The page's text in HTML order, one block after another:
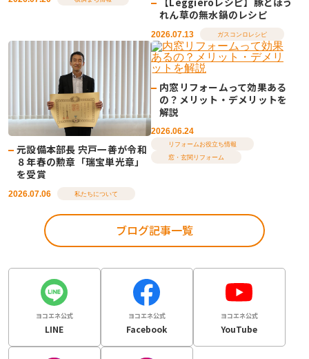
れん草の無水鍋のレシピ
2026.07.13 ガスコンロレシピ
元設備本部長 宍戸一善が令和
８年春の勲章「瑞宝単光章」
を受賞
2026.07.06 私たちについて
内窓リフォームって効果ある
の？メリット・デメリットを
解説
2026.06.24
リフォームお役立ち情報
窓・玄関リフォーム
ブログ記事一覧
ヨコエネ公式
LINE
ヨコエネ公式
Facebook
ヨコエネ公式
YouTube